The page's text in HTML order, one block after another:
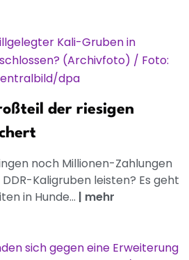
der riesigen
noch Millionen-Zahlungen
Kaligruben leisten? Es geht
in Hunde... | mehr